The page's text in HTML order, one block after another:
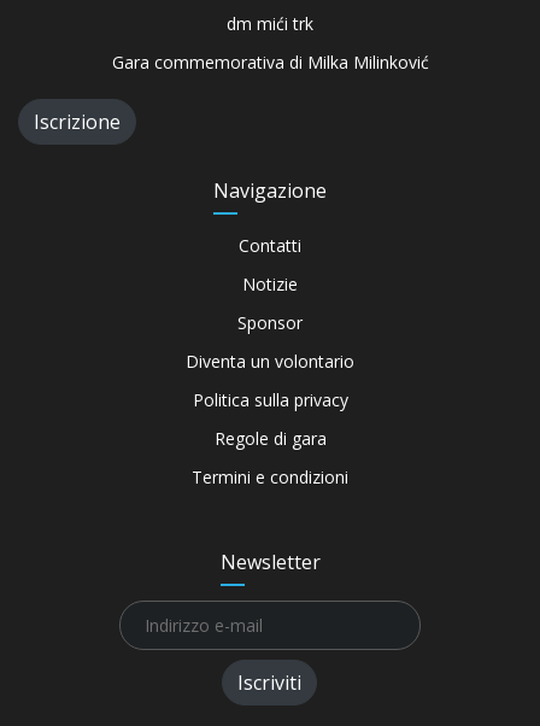
dm mići trk
Gara commemorativa di Milka Milinković
Iscrizione
Navigazione
Contatti
Notizie
Sponsor
Diventa un volontario
Politica sulla privacy
Regole di gara
Termini e condizioni
Newsletter
Iscriviti